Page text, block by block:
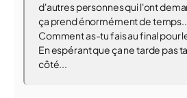
d'autres personnes qui l'ont
ça prend énormément de
Comment as-tu fais au final pour
En espérant que ça ne tarde pas
côté...